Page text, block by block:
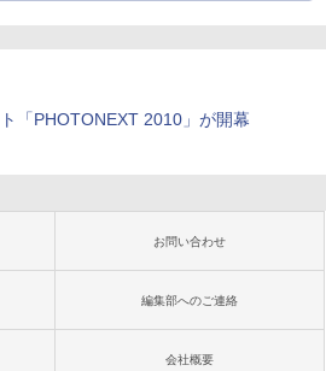
「PHOTONEXT 2010」が開幕
お問い合わせ
編集部へのご連絡
会社概要